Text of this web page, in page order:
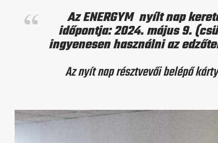
Az ENERGYM nyílt nap
időpontja: 2024. május 9.
ingyenesen használni az
Az nyít nap résztvevői belépő